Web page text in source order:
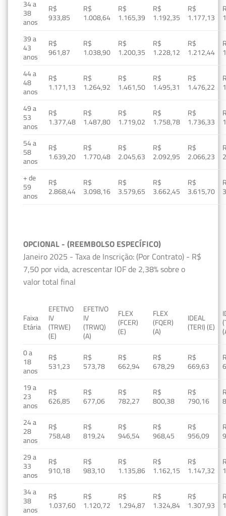
34 a
38
anos
R$
933,85
R$
1.008,64
R$
1.165,39
R$
1.192,35
R$
1.177,13
39 a
43
anos
R$
961,87
R$
1.038,90
R$
1.200,35
R$
1.228,12
R$
1.212,44
44 a
48
anos
R$
1.171,13
R$
1.264,92
R$
1.461,50
R$
1.495,31
R$
1.476,22
49 a
53
anos
R$
1.377,48
R$
1.487,80
R$
1.719,02
R$
1.758,78
R$
1.736,33
54 a
58
anos
R$
1.639,20
R$
1.770,48
R$
2.045,63
R$
2.092,95
R$
2.066,23
+ de
59
anos
R$
2.868,44
R$
3.098,16
R$
3.579,65
R$
3.662,45
R$
3.615,70
OPCIONAL - (REEMBOLSO ESPECÍFICO)
Janeiro 2025 - Taxa de Inscrição: (Por Contrato) - R$
7,50 por vida, acrescentar IOF de 2,38% sobre o
valor total final
Faixa
Etária
EFETIVO
IV
(TRWE)
(E)
EFETIVO
IV
(TRWQ)
(A)
FLEX
(FCER)
(E)
FLEX
(FQER)
(A)
IDEAL
(TERI) (E)
0 a
18
anos
R$
531,23
R$
573,78
R$
662,94
R$
678,29
R$
669,63
19 a
23
anos
R$
626,85
R$
677,06
R$
782,27
R$
800,38
R$
790,16
24 a
28
anos
R$
758,48
R$
819,24
R$
946,54
R$
968,45
R$
956,09
29 a
33
anos
R$
910,18
R$
983,10
R$
1.135,86
R$
1.162,15
R$
1.147,32
34 a
38
anos
R$
1.037,60
R$
1.120,72
R$
1.294,87
R$
1.324,84
R$
1.307,93